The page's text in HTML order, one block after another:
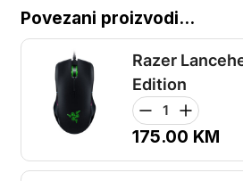
Povezani proizvodi...
Razer
Edition
175.00 KM